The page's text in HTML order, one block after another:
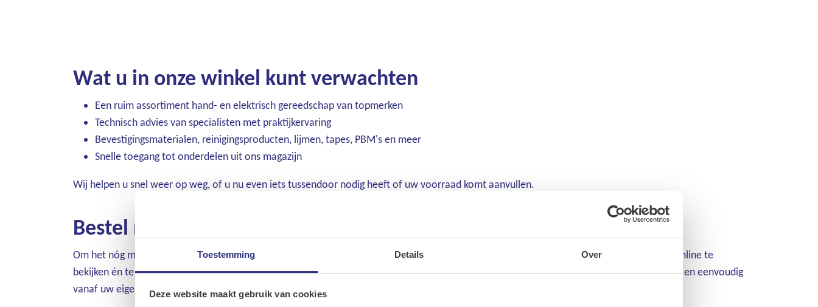
Toestemming Details Over
Deze website maakt gebruik van cookies
Wat u in onze winkel kunt verwachten
Een ruim assortiment hand- en elektrisch gereedschap van topmerken
Technisch advies van specialisten met praktijkervaring
Bevestigingsmaterialen, reinigingsproducten, lijmen, tapes, PBM's en meer
Snelle toegang tot onderdelen uit ons magazijn
Wij helpen u snel weer op weg, of u nu even iets tussendoor nodig heeft of uw voorraad komt aanvullen.
Bestel nu ook eenvoudig via onze webshop
Om het nóg makkelijker te maken, hebben we sinds 2025 ook een uitgebreide webshop. Een groot deel van ons assortiment is daar 24/7 online te
bekijken én te bestellen. Of het nu gaat om een incidentele aankoop of om de structurele bevoorrading van uw werkplaats – u bestelt snel en eenvoudig
vanaf uw eigen bureau of mobiel.